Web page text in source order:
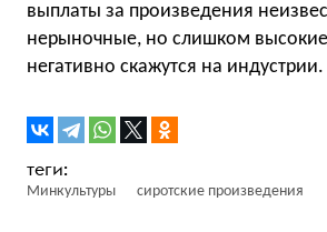
выплаты за произведения
нерыночные, но слишком высокие
негативно скажутся на индустрии.
Минкультуры сиротские произведения